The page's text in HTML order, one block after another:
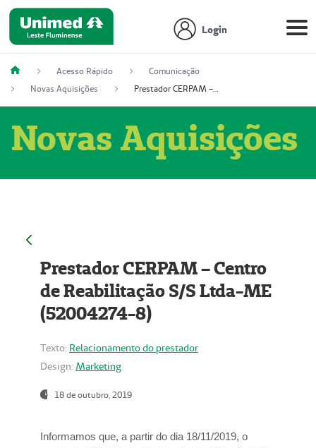
Login
Acesso Rápido
Comunicação
Novas Aquisições
Prestador CERPAM – Centro de Reabilitação S/S Ltda-ME (52004274-8)
Novas Aquisições
Prestador CERPAM – Centro
de Reabilitação S/S Ltda-ME
(52004274-8)
Texto: Relacionamento do prestador
Design: Marketing
18 de outubro, 2019
Informamos que, a partir do dia 18/11/2019, o